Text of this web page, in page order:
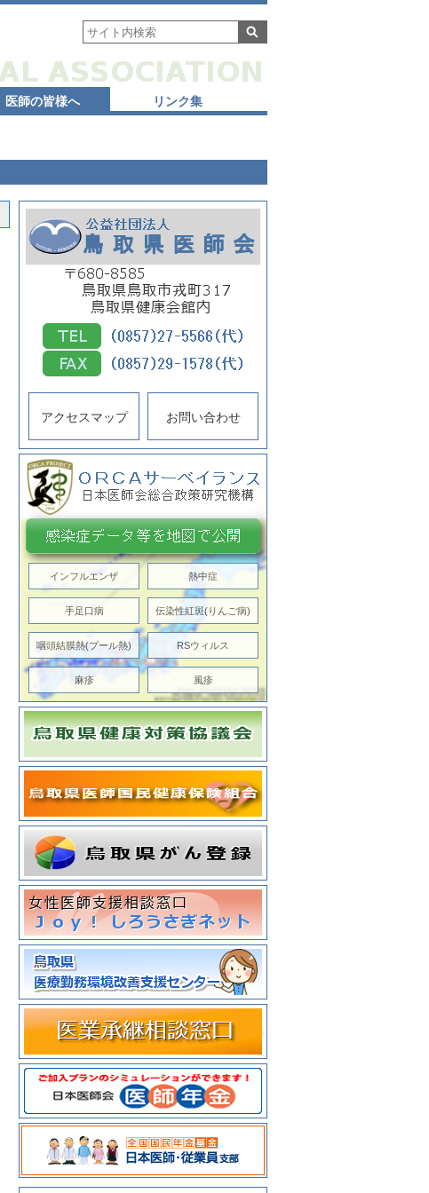
医師の皆様へ リンク集
アクセスマップ お問い合わせ
インフルエンザ 熱中症
手足口病 伝染性紅斑(りんご病)
咽頭結膜熱(プール熱) RSウィルス
麻疹 風疹